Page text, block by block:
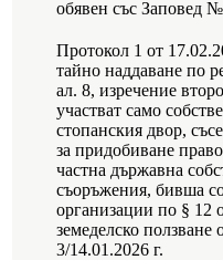
обявен със Заповед
Протокол 1 от
тайно наддаване по
ал. 8, изречение
участват само
стопанския двор,
за придобиване
частна държавна
съоръжения, бивша
организации по § 12
земеделско
3/14.01.2026 г.